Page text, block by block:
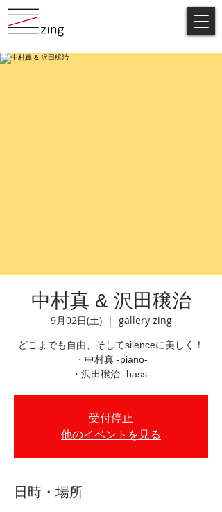
中村真 & 沢田穣治
9月02日(土)
  |
gallery zing
どこまでも自由、そしてsilenceに美しく！
・中村真 -piano-
・沢田穣治 -bass-
受付停止
他のイベントを見る
日時・場所